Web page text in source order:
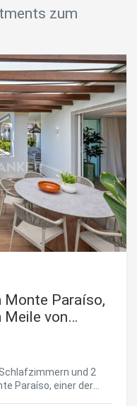
zum
Monte Paraíso,
Meile von
und 2
Paraíso, einer der